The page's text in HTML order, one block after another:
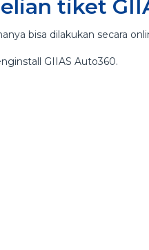
tiket
bisa dilakukan secara
GIIAS Auto360.